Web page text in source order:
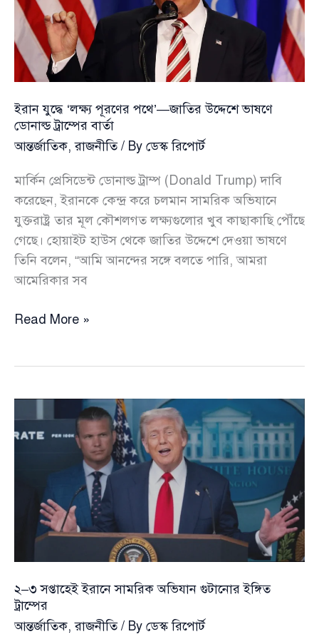
ইরান যুদ্ধে ‘লক্ষ্য পূরণের পথে’—জাতির উদ্দেশে ভাষণে
ডোনাল্ড ট্রাম্পের বার্তা
আন্তর্জাতিক,রাজনীতি/ By ডেস্ক রিপোর্ট
মার্কিন প্রেসিডেন্ট ডোনাল্ড ট্রাম্প (Donald Trump) দাবি
করেছেন, ইরানকে কেন্দ্র করে চলমান সামরিক অভিযানে
যুক্তরাষ্ট্র তার মূল কৌশলগত লক্ষ্যগুলোর খুব কাছাকাছি পৌঁছে
গেছে। হোয়াইট হাউস থেকে জাতির উদ্দেশে দেওয়া ভাষণে
তিনি বলেন, “আমি আনন্দের সঙ্গে বলতে পারি, আমরা
আমেরিকার সব
ইরান
পথে’—
জাতির
উদ্দেশে
ডোনাল্ড
ট্রাম্পের
Read More »
২–৩ সপ্তাহেই ইরানে সামরিক অভিযান গুটানোর ইঙ্গিত
ট্রাম্পের
আন্তর্জাতিক,রাজনীতি/ By ডেস্ক রিপোর্ট